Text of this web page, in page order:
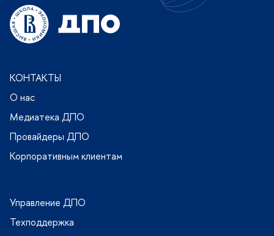
КОНТАКТЫ
О нас
Медиатека ДПО
Провайдеры ДПО
Корпоративным клиентам
Управление ДПО
Техподдержка